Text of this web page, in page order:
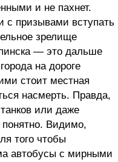
и не пахнет.
с призывами вступать
зрелище
— это дальше
на дороге
стоит местная
насмерть. Правда,
или даже
понятно. Видимо,
того чтобы
автобусы с мирными